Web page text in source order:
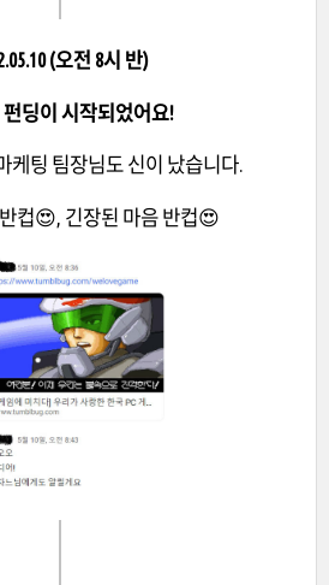
(오전 8시 반)
펀딩이 시작되었어요!
케팅 팀장님도 신이 났습니다.
컵😍, 긴장된 마음 반컵😍